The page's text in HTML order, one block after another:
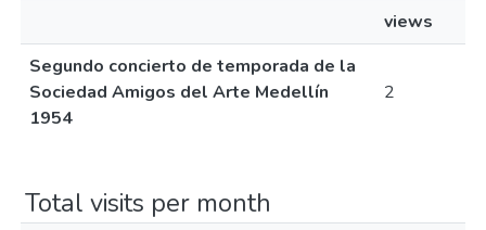
views
Segundo concierto de temporada de la
Sociedad Amigos del Arte Medellín
1954
2
Total visits per month